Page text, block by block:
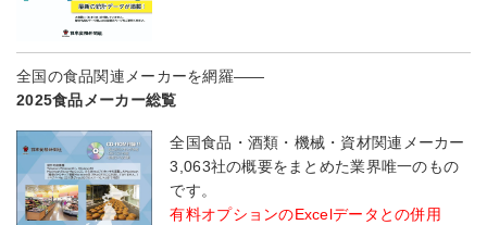
全国の食品関連メーカーを網羅――
2025食品メーカー総覧
全国食品・酒類・機械・資材関連メーカー
3,063社の概要をまとめた業界唯一のもの
です。
有料オプションのExcelデータとの併用